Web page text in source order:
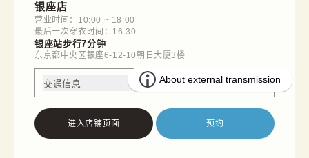
银座店
营业时间：10:00 ~ 18:00
最后一次穿衣时间：16:30
银座站步行7分钟
东京都中央区银座6-12-10朝日大厦3楼
交通信息
进入店铺页面 预约